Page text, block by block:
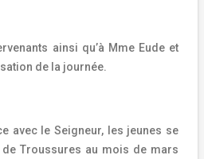
ainsi qu’à Mme Eude et
de la journée.
avec le Seigneur, les jeunes se
Troussures au mois de mars